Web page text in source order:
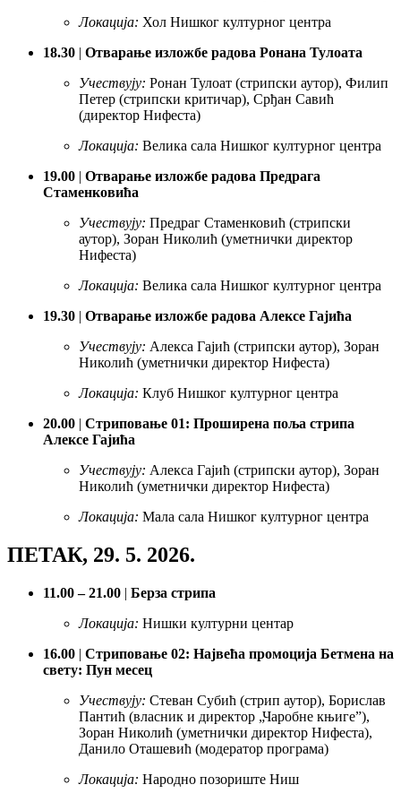
Локација: Хол Нишког културног центра
18.30 | Отварање изложбе радова Ронана Тулоата
Учествују: Ронан Тулоат (стрипски аутор), Филип
Петер (стрипски критичар), Срђан Савић
(директор Нифеста)
Локација: Велика сала Нишког културног центра
19.00 | Отварање изложбе радова Предрага
Стаменковића
Учествују: Предраг Стаменковић (стрипски
аутор), Зоран Николић (уметнички директор
Нифеста)
Локација: Велика сала Нишког културног центра
19.30 | Отварање изложбе радова Алексе Гајића
Учествују: Алекса Гајић (стрипски аутор), Зоран
Николић (уметнички директор Нифеста)
Локација: Клуб Нишког културног центра
20.00 | Стриповање 01: Проширена поља стрипа
Алексе Гајића
Учествују: Алекса Гајић (стрипски аутор), Зоран
Николић (уметнички директор Нифеста)
Локација: Мала сала Нишког културног центра
ПЕТАК, 29. 5. 2026.
11.00 – 21.00 | Берза стрипа
Локација: Нишки културни центар
16.00 | Стриповање 02: Највећа промоција Бетмена на
свету: Пун месец
Учествују: Стеван Субић (стрип аутор), Борислав
Пантић (власник и директор „Чаробне књиге”),
Зоран Николић (уметнички директор Нифеста),
Данило Оташевић (модератор програма)
Локација: Народно позориште Ниш